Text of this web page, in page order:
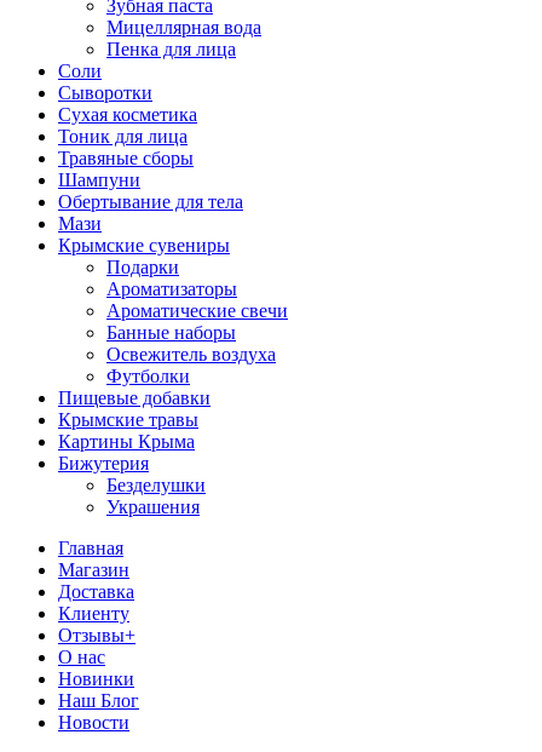
Зубная паста
Мицеллярная вода
Пенка для лица
Соли
Сыворотки
Сухая косметика
Тоник для лица
Травяные сборы
Шампуни
Обертывание для тела
Мази
Крымские сувениры
Подарки
Ароматизаторы
Ароматические свечи
Банные наборы
Освежитель воздуха
Футболки
Пищевые добавки
Крымские травы
Картины Крыма
Бижутерия
Безделушки
Украшения
Главная
Магазин
Доставка
Клиенту
Отзывы+
О нас
Новинки
Наш Блог
Новости